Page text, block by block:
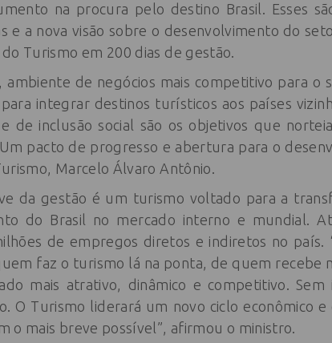
na procura pelo destino Brasil. Esses
e a nova visão sobre o desenvolvimento do
Turismo em 200 dias de gestão.
ambiente de negócios mais competitivo para o
integrar destinos turísticos aos países
de inclusão social são os objetivos que
pacto de progresso e abertura para o
Marcelo Álvaro Antônio.
da gestão é um turismo voltado para a
do Brasil no mercado interno e mundial.
de empregos diretos e indiretos no país.
faz o turismo lá na ponta, de quem recebe
mais atrativo, dinâmico e competitivo. Sem
O Turismo liderará um novo ciclo econômico
o mais breve possível”, afirmou o ministro.